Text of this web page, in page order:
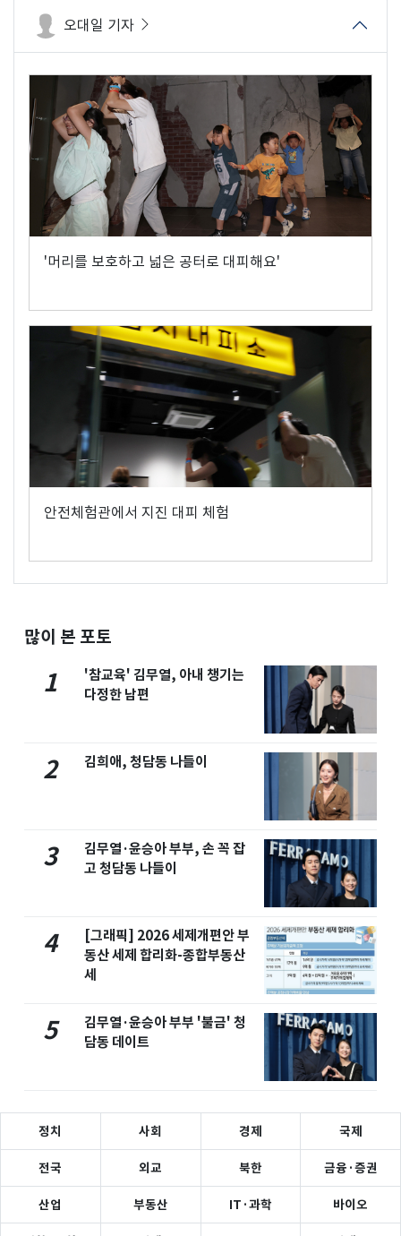
오대일 기자
'머리를 보호하고 넓은 공터로 대피해요'
안전체험관에서 지진 대피 체험
많이 본 포토
1
'참교육' 김무열, 아내 챙기는
다정한 남편
2 김희애, 청담동 나들이
3
김무열·윤승아 부부, 손 꼭 잡
고 청담동 나들이
4
[그래픽] 2026 세제개편안 부
동산 세제 합리화-종합부동산
세
5
김무열·윤승아 부부 '불금' 청
담동 데이트
정치 사회 경제 국제
전국 외교 북한 금융·증권
산업 부동산 IT·과학 바이오